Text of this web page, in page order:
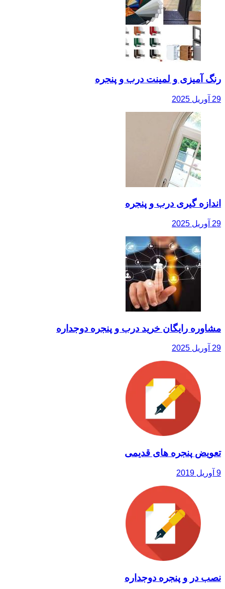
رنگ آمیزی و لمینت درب و پنجره
29 آوریل 2025
اندازه گیری درب و پنجره
29 آوریل 2025
مشاوره رایگان خرید درب و پنجره دوجداره
29 آوریل 2025
تعویض پنجره های قدیمی
9 آوریل 2019
نصب در و پنجره دوجداره